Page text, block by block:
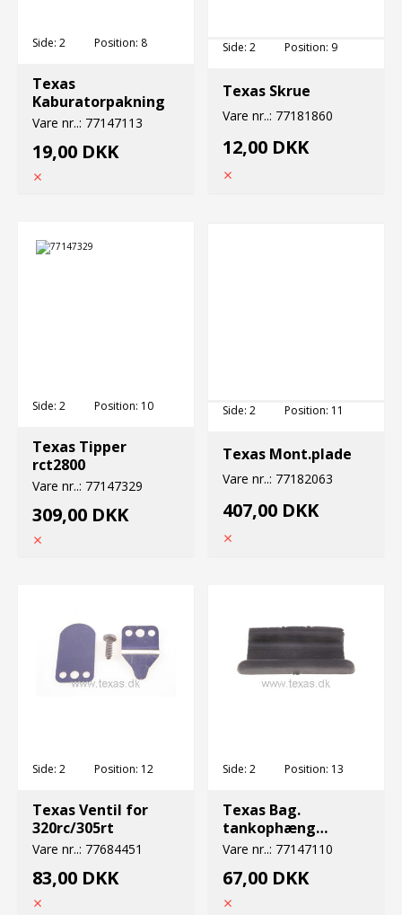
Side: 2 Position: 8
Texas
Kaburatorpakning
Vare nr..: 77147113
19,00 DKK
Side: 2 Position: 9
Texas Skrue
Vare nr..: 77181860
12,00 DKK
Side: 2 Position: 10
Texas Tipper
rct2800
Vare nr..: 77147329
309,00 DKK
Side: 2 Position: 11
Texas Mont.plade
Vare nr..: 77182063
407,00 DKK
Side: 2 Position: 12
Texas Ventil for
320rc/305rt
Vare nr..: 77684451
83,00 DKK
Side: 2 Position: 13
Texas Bag.
tankophæng
rct2800
Vare nr..: 77147110
67,00 DKK